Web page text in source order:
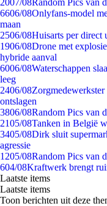
2007/08Random Pics van
6606/08Onlyfans-model
maan
2506/08Huisarts per direct
1906/08Drone met
hybride aanval
6006/08Waterschappen
leeg
2406/08
ontslagen
3806/08Random Pics van
2105/08Tanken in België
3405/08Dirk sluit
agressie
1205/08Random Pics van
604/08Kraftwerk brengt
Laatste items
Laatste items
Toon berichten uit deze